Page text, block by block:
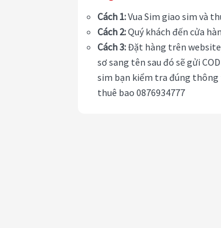
Cách 1:Vua Sim giao sim và
Cách 2:Quý khách đến cửa
Cách 3:Đặt hàng trên
sơ sang tên sau đó sẽ gửi
sim bạn kiểm tra đúng thông
thuê bao 0876934777